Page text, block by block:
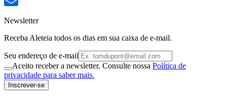
Newsletter
Receba Aleteia todos os dias em sua caixa de e-mail.
Seu endereço de e-mail
Aceito receber a newsletter. Consulte nossa Política de
privacidade para saber mais.
Inscrever-se